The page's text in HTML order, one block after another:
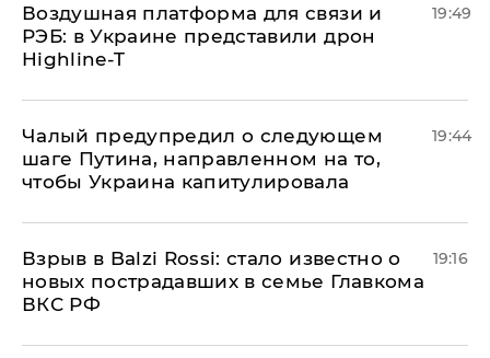
Воздушная платформа для связи и
РЭБ: в Украине представили дрон
Highline-T
19:49
Чалый предупредил о следующем
шаге Путина, направленном на то,
чтобы Украина капитулировала
19:44
Взрыв в Balzi Rossi: стало известно о
новых пострадавших в семье Главкома
ВКС РФ
19:16